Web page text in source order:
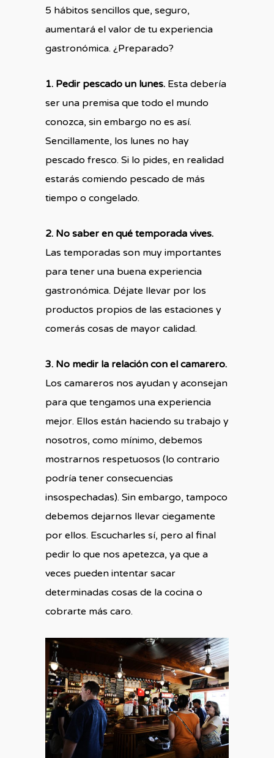
5 hábitos sencillos que, seguro,
aumentará el valor de tu experiencia
gastronómica. ¿Preparado?
1. Pedir pescado un lunes. Esta debería
ser una premisa que todo el mundo
conozca, sin embargo no es así.
Sencillamente, los lunes no hay
pescado fresco. Si lo pides, en realidad
estarás comiendo pescado de más
tiempo o congelado.
2. No saber en qué temporada vives.
Las temporadas son muy importantes
para tener una buena experiencia
gastronómica. Déjate llevar por los
productos propios de las estaciones y
comerás cosas de mayor calidad.
3. No medir la relación con el camarero.
Los camareros nos ayudan y aconsejan
para que tengamos una experiencia
mejor. Ellos están haciendo su trabajo y
nosotros, como mínimo, debemos
mostrarnos respetuosos (lo contrario
podría tener consecuencias
insospechadas). Sin embargo, tampoco
debemos dejarnos llevar ciegamente
por ellos. Escucharles sí, pero al final
pedir lo que nos apetezca, ya que a
veces pueden intentar sacar
determinadas cosas de la cocina o
cobrarte más caro.